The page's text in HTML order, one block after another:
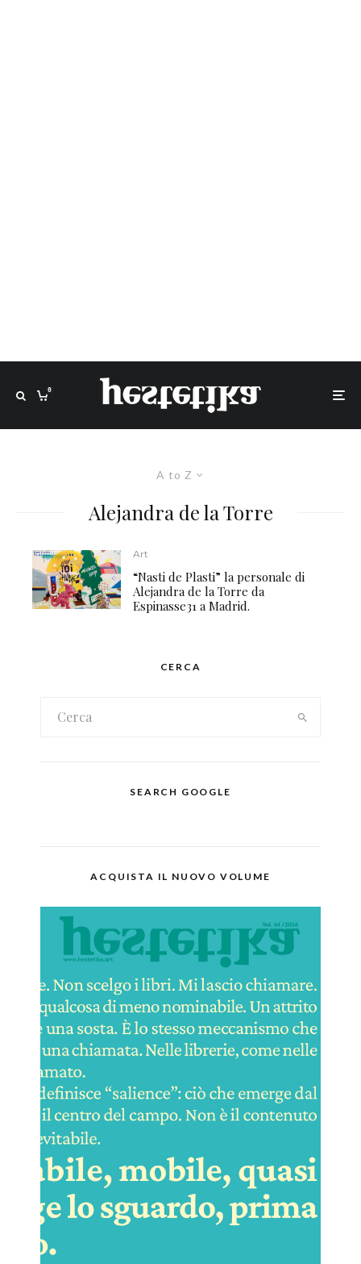
0
A to Z
Alejandra de la Torre
Art
“Nasti de Plasti” la personale di
Alejandra de la Torre da
Espinasse31 a Madrid.
CERCA
SEARCH GOOGLE
ACQUISTA IL NUOVO VOLUME